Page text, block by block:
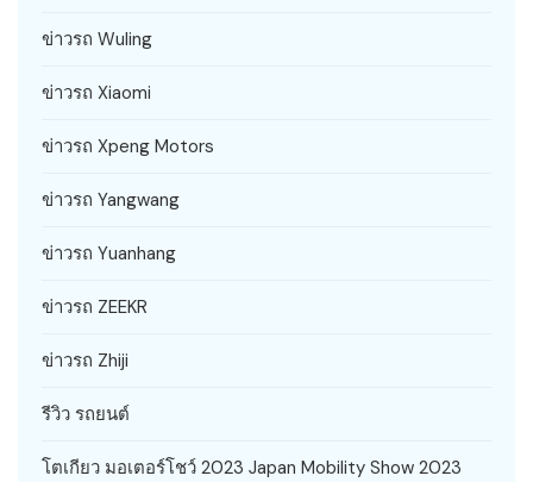
ข่าวรถ Wuling
ข่าวรถ Xiaomi
ข่าวรถ Xpeng Motors
ข่าวรถ Yangwang
ข่าวรถ Yuanhang
ข่าวรถ ZEEKR
ข่าวรถ Zhiji
รีวิว รถยนต์
โตเกียว มอเตอร์โชว์ 2023 Japan Mobility Show 2023